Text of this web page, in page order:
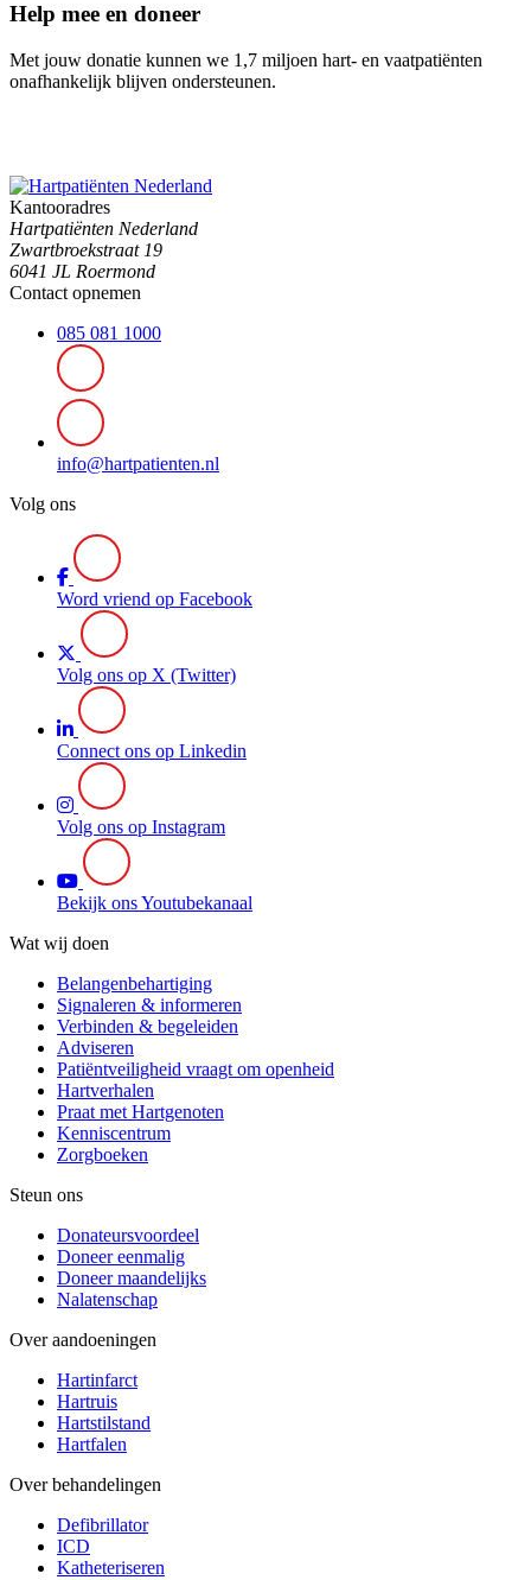
Help mee en doneer
Met jouw donatie kunnen we 1,7 miljoen hart- en vaatpatiënten
onafhankelijk blijven ondersteunen.
Kantooradres
Hartpatiënten Nederland
Zwartbroekstraat 19
6041 JL Roermond
Contact opnemen
085 081 1000
info@hartpatienten.nl
Volg ons
Word vriend op Facebook
Volg ons op X (Twitter)
Connect ons op Linkedin
Volg ons op Instagram
Bekijk ons Youtubekanaal
Wat wij doen
Belangenbehartiging
Signaleren & informeren
Verbinden & begeleiden
Adviseren
Patiëntveiligheid vraagt om openheid
Hartverhalen
Praat met Hartgenoten
Kenniscentrum
Zorgboeken
Steun ons
Donateursvoordeel
Doneer eenmalig
Doneer maandelijks
Nalatenschap
Over aandoeningen
Hartinfarct
Hartruis
Hartstilstand
Hartfalen
Over behandelingen
Defibrillator
ICD
Katheteriseren